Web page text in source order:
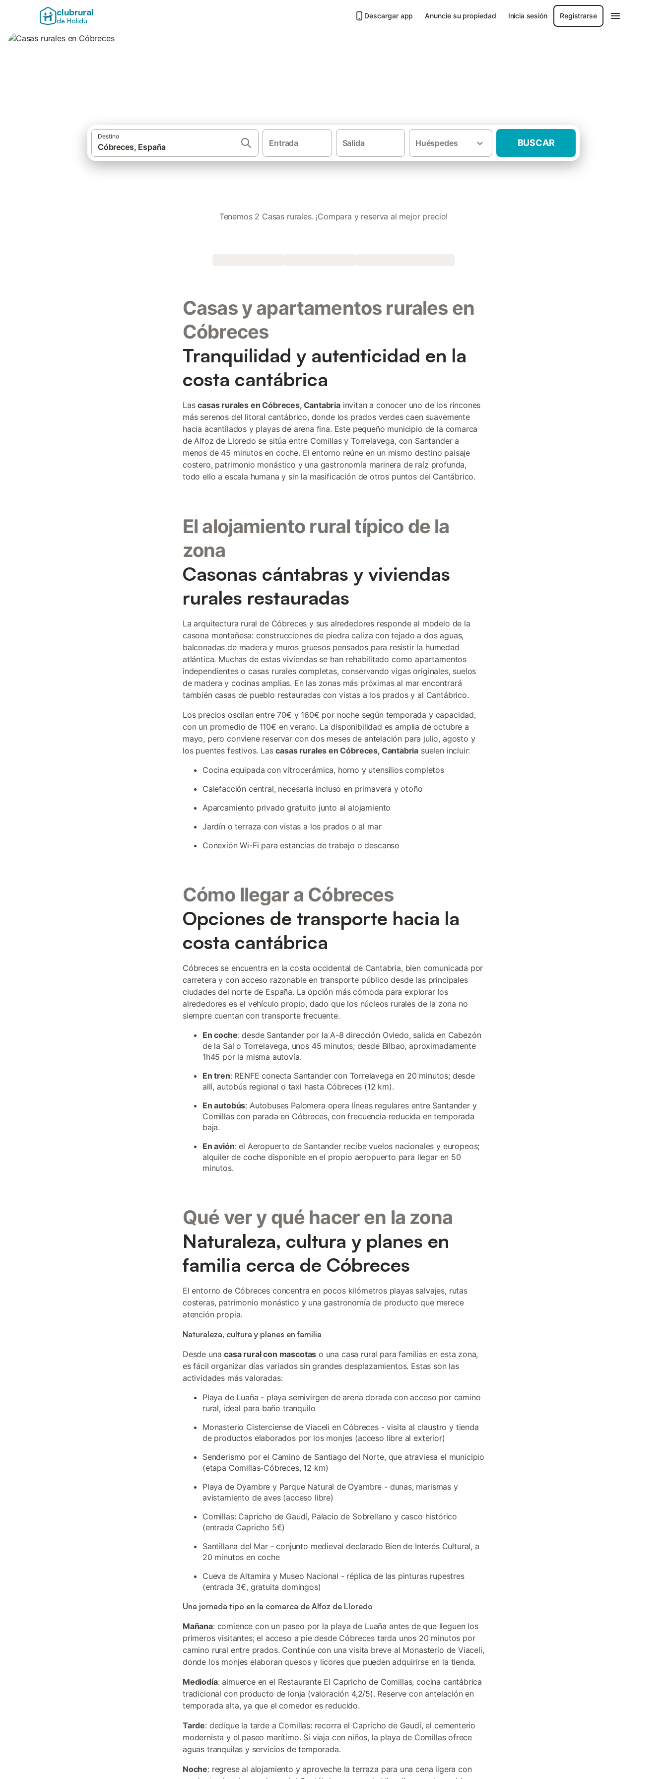
clubrural
de Holidu
Descargar app Anuncie su propiedad Inicia sesión Registrarse
Destino
Entrada Salida Huéspedes BUSCAR
Tenemos 2 Casas rurales. ¡Compara y reserva al mejor precio!
Casas y apartamentos rurales en
Cóbreces
Tranquilidad y autenticidad en la
costa cantábrica
Lascasas rurales en Cóbreces, Cantabriainvitan a conocer uno de los rincones
más serenos del litoral cantábrico, donde los prados verdes caen suavemente
hacia acantilados y playas de arena fina. Este pequeño municipio de la comarca
de Alfoz de Lloredo se sitúa entre Comillas y Torrelavega, con Santander a
menos de 45 minutos en coche. El entorno reúne en un mismo destino paisaje
costero, patrimonio monástico y una gastronomía marinera de raíz profunda,
todo ello a escala humana y sin la masificación de otros puntos del Cantábrico.
El alojamiento rural típico de la
zona
Casonas cántabras y viviendas
rurales restauradas
La arquitectura rural de Cóbreces y sus alrededores responde al modelo de la
casona montañesa: construcciones de piedra caliza con tejado a dos aguas,
balconadas de madera y muros gruesos pensados para resistir la humedad
atlántica. Muchas de estas viviendas se han rehabilitado como apartamentos
independientes o casas rurales completas, conservando vigas originales, suelos
de madera y cocinas amplias. En las zonas más próximas al mar encontrará
también casas de pueblo restauradas con vistas a los prados y al Cantábrico.
Los precios oscilan entre 70€ y 160€ por noche según temporada y capacidad,
con un promedio de 110€ en verano. La disponibilidad es amplia de octubre a
mayo, pero conviene reservar con dos meses de antelación para julio, agosto y
los puentes festivos. Lascasas rurales en Cóbreces, Cantabria suelen incluir:
Cocina equipada con vitrocerámica, horno y utensilios completos
Calefacción central, necesaria incluso en primavera y otoño
Aparcamiento privado gratuito junto al alojamiento
Jardín o terraza con vistas a los prados o al mar
Conexión Wi-Fi para estancias de trabajo o descanso
Cómo llegar a Cóbreces
Opciones de transporte hacia la
costa cantábrica
Cóbreces se encuentra en la costa occidental de Cantabria, bien comunicada por
carretera y con acceso razonable en transporte público desde las principales
ciudades del norte de España. La opción más cómoda para explorar los
alrededores es el vehículo propio, dado que los núcleos rurales de la zona no
siempre cuentan con transporte frecuente.
En coche: desde Santander por la A-8 dirección Oviedo, salida en Cabezón
de la Sal o Torrelavega, unos 45 minutos; desde Bilbao, aproximadamente
1h45 por la misma autovía.
En tren: RENFE conecta Santander con Torrelavega en 20 minutos; desde
allí, autobús regional o taxi hasta Cóbreces (12 km).
En autobús: Autobuses Palomera opera líneas regulares entre Santander y
Comillas con parada en Cóbreces, con frecuencia reducida en temporada
baja.
En avión: el Aeropuerto de Santander recibe vuelos nacionales y europeos;
alquiler de coche disponible en el propio aeropuerto para llegar en 50
minutos.
Qué ver y qué hacer en la zona
Naturaleza, cultura y planes en
familia cerca de Cóbreces
El entorno de Cóbreces concentra en pocos kilómetros playas salvajes, rutas
costeras, patrimonio monástico y una gastronomía de producto que merece
atención propia.
Naturaleza, cultura y planes en familia
Desde unacasa rural con mascotas o una casa rural para familias en esta zona,
es fácil organizar días variados sin grandes desplazamientos. Estas son las
actividades más valoradas:
Playa de Luaña - playa semivirgen de arena dorada con acceso por camino
rural, ideal para baño tranquilo
Monasterio Cisterciense de Viaceli en Cóbreces - visita al claustro y tienda
de productos elaborados por los monjes (acceso libre al exterior)
Senderismo por el Camino de Santiago del Norte, que atraviesa el municipio
(etapa Comillas-Cóbreces, 12 km)
Playa de Oyambre y Parque Natural de Oyambre - dunas, marismas y
avistamiento de aves (acceso libre)
Comillas: Capricho de Gaudí, Palacio de Sobrellano y casco histórico
(entrada Capricho 5€)
Santillana del Mar - conjunto medieval declarado Bien de Interés Cultural, a
20 minutos en coche
Cueva de Altamira y Museo Nacional - réplica de las pinturas rupestres
(entrada 3€, gratuita domingos)
Una jornada tipo en la comarca de Alfoz de Lloredo
Mañana: comience con un paseo por la playa de Luaña antes de que lleguen los
primeros visitantes; el acceso a pie desde Cóbreces tarda unos 20 minutos por
camino rural entre prados. Continúe con una visita breve al Monasterio de Viaceli,
donde los monjes elaboran quesos y licores que pueden adquirirse en la tienda.
Mediodía: almuerce en el Restaurante El Capricho de Comillas, cocina cantábrica
tradicional con producto de lonja (valoración 4,2/5). Reserve con antelación en
temporada alta, ya que el comedor es reducido.
Tarde: dedique la tarde a Comillas: recorra el Capricho de Gaudí, el cementerio
modernista y el paseo marítimo. Si viaja con niños, la playa de Comillas ofrece
aguas tranquilas y servicios de temporada.
Noche: regrese al alojamiento y aproveche la terraza para una cena ligera con